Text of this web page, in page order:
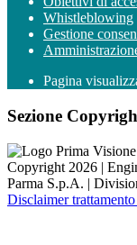
Whistleblowing
Gestione
Pagina
Sezione
Copyright 2026 |
Parma S.p.A. |
Disclaimer